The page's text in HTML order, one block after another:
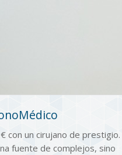
con un cirujano de prestigio.
fuente de complejos, sino